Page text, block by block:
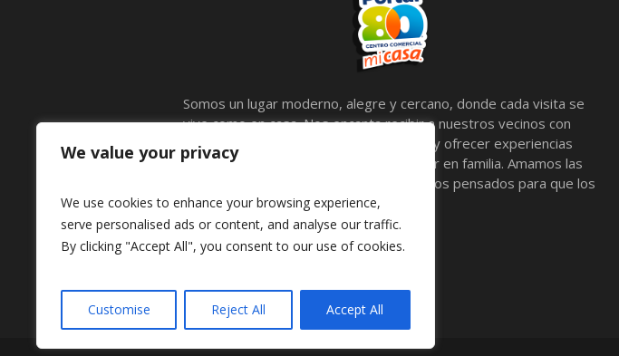
We value your privacy
We use cookies to enhance your browsing experience,
serve personalised ads or content, and analyse our traffic.
By clicking "Accept All", you consent to our use of cookies.
Customise Reject All Accept All
Somos un lugar moderno, alegre y cercano, donde cada visita se
vive como en casa. Nos encanta recibir a nuestros vecinos con
calidez, compartir lo mejor de nosotros y ofrecer experiencias
llenas de entretenimiento para compartir en familia. Amamos las
mascotas, por eso contamos con espacios pensados para que los
peluditos también disfruten.